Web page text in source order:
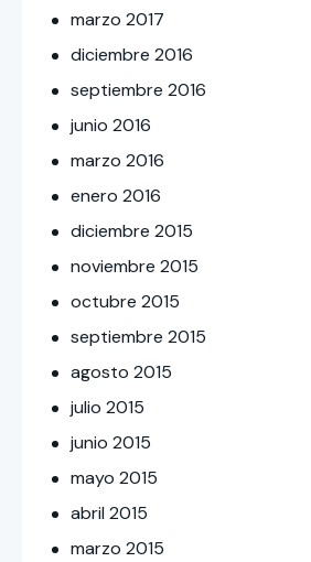
marzo2017
diciembre2016
septiembre2016
junio2016
marzo2016
enero2016
diciembre2015
noviembre2015
octubre2015
septiembre2015
agosto2015
julio2015
junio2015
mayo2015
abril2015
marzo2015